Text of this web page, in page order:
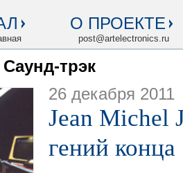
О ПРОЕКТЕ
post@artelectronics.ru
трэк
26 декабря 2011
Jean Michel
гений конца